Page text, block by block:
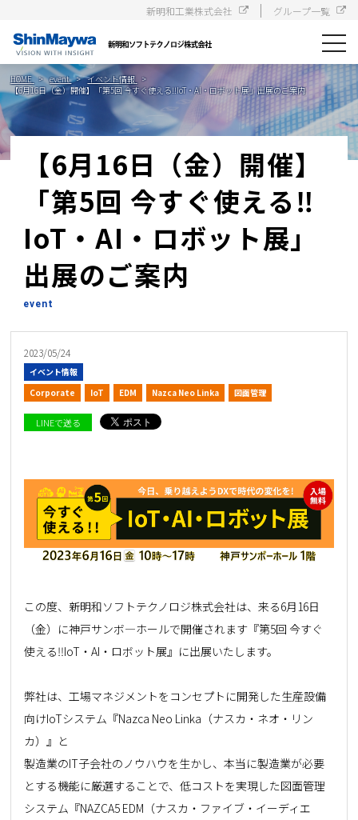
toggle
新明和工業株式会社 グループ一覧
HOME event
イベント情報
【6月16日（金）開催】「第5回 今すぐ使える‼IoT・AI・ロボット展」出展のご案内
【6月16日（金）開催】
「第5回 今すぐ使える‼
IoT・AI・ロボット展」
出展のご案内
event
2023/05/24
イベント情報
Corporate
IoT EDM Nazca Neo Linka 図面管理
LINEで送る
この度、新明和ソフトテクノロジ株式会社は、来る6月16日
（金）に神戸サンボ―ホールで開催されます『第5回 今すぐ
使える‼IoT・AI・ロボット展』に出展いたします。
弊社は、工場マネジメントをコンセプトに開発した生産設備
向けIoTシステム『Nazca Neo Linka（ナスカ・ネオ・リン
カ）』と
製造業のIT子会社のノウハウを生かし、本当に製造業が必要
とする機能に厳選することで、低コストを実現した図面管理
システム『NAZCA5 EDM（ナスカ・ファイブ・イーディエ